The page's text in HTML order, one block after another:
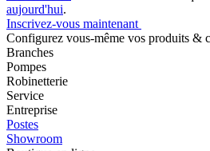
aujourd'hui.
Inscrivez-vous maintenant
Configurez vous-même vos produits &
Branches
Pompes
Robinetterie
Service
Entreprise
Postes
Showroom